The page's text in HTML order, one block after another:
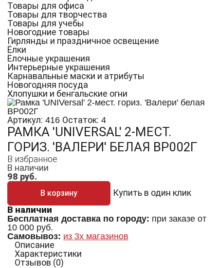
Товары для офиса
Товары для творчества
Товары для учебы
Новогодние товары
Гирлянды и праздничное освещение
Ёлки
Ёлочные украшения
Интерьерные украшения
Карнавальные маски и атрибуты
Новогодняя посуда
Хлопушки и бенгальские огни
Артикул: 416 Остаток: 4
РАМКА 'UNIVERSAL' 2-МЕСТ.
ГОРИЗ. 'ВАЛЕРИ' БЕЛАЯ ВР002Г
В избранное
В наличии
98 руб.
В корзину
Купить в один клик
В наличии
Бесплатная доставка по городу: при заказе от
10 000 руб.
Самовывоз: из 3х магазинов
Описание
Характеристики
Отзывов (0)